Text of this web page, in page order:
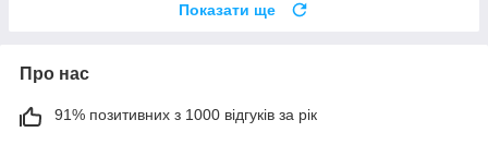
Показати ще
Про нас
91% позитивних з 1000 відгуків за рік